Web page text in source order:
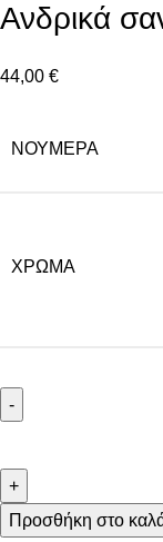
Ανδρικά
44,00 €
NΟΎΜΕΡΑ
ΧΡΏΜΑ
Προσθήκη στο